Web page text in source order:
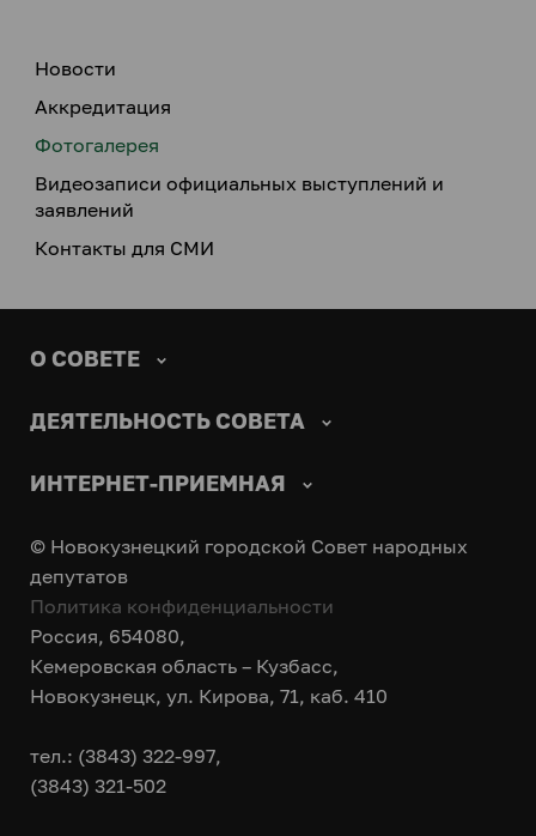
Новости
Аккредитация
Фотогалерея
Видеозаписи официальных выступлений и
заявлений
Контакты для СМИ
О СОВЕТЕ
ДЕЯТЕЛЬНОСТЬ СОВЕТА
ИНТЕРНЕТ-ПРИЕМНАЯ
© Новокузнецкий городской Совет народных
депутатов
Политика конфиденциальности
Россия, 654080,
Кемеровская область – Кузбасс,
Новокузнецк, ул. Кирова, 71, каб. 410
тел.: (3843) 322-997,
(3843) 321-502